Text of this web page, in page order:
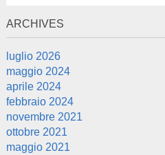
ARCHIVES
luglio 2026
maggio 2024
aprile 2024
febbraio 2024
novembre 2021
ottobre 2021
maggio 2021